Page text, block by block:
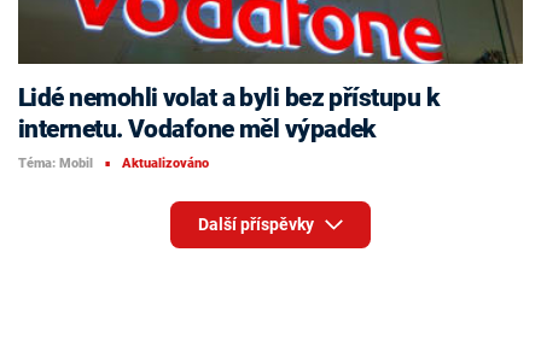
Lidé nemohli volat a byli bez přístupu k
internetu. Vodafone měl výpadek
Téma: Mobil ■ Aktualizováno
Další příspěvky